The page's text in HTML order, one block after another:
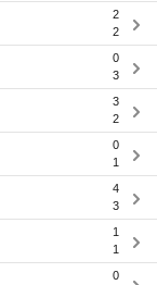
2
2
0
3
3
2
0
1
4
3
1
1
0